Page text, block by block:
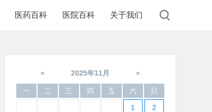
医药百科 医院百科 关于我们
« 2025年11月 »
一 二 三 四 五 六 日
1 2